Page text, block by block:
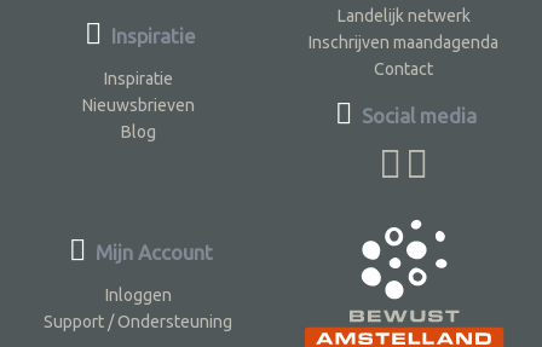
Inspiratie
Inspiratie
Nieuwsbrieven
Blog
Landelijk netwerk
Inschrijven maandagenda
Contact
Social media
Mijn Account
Inloggen
Support / Ondersteuning